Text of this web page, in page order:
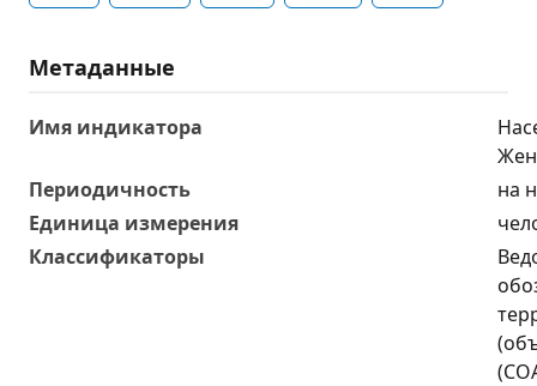
Метаданные
Имя индикатора
Периодичность
на
Единица измерения
Классификаторы